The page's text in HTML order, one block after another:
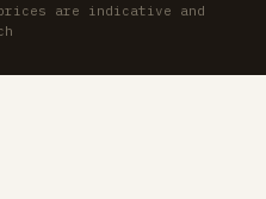
are indicative and